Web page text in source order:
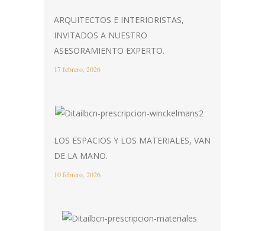
ARQUITECTOS E INTERIORISTAS,
INVITADOS A NUESTRO
ASESORAMIENTO EXPERTO.
17 febrero, 2026
LOS ESPACIOS Y LOS MATERIALES, VAN
DE LA MANO.
10 febrero, 2026